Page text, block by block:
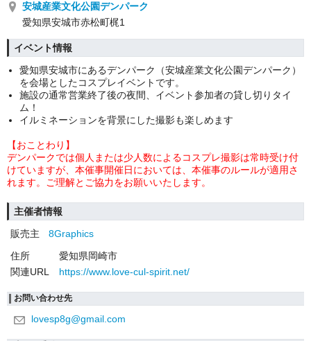
安城産業文化公園デンパーク
愛知県安城市赤松町梶1
イベント情報
愛知県安城市にあるデンパーク（安城産業文化公園デンパーク）
を会場としたコスプレイベントです。
施設の通常営業終了後の夜間、イベント参加者の貸し切りタイ
ム！
イルミネーションを背景にした撮影も楽しめます
【おことわり】
デンパークでは個人または少人数によるコスプレ撮影は常時受け付
けていますが、本催事開催日においては、本催事のルールが適用さ
れます。ご理解とご協力をお願いいたします。
主催者情報
販売主
8Graphics
住所
愛知県岡崎市
関連URL
https://www.love-cul-spirit.net/
お問い合わせ先
lovesp8g@gmail.com